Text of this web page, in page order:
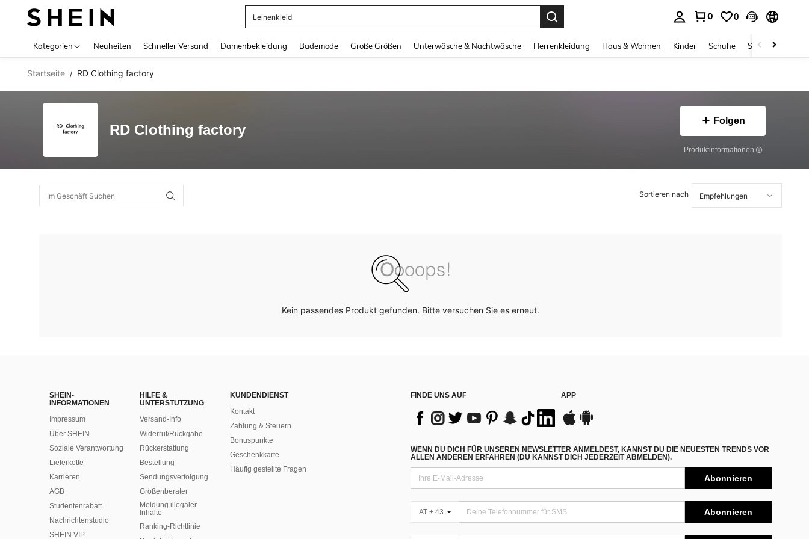
Leinenkleid
0 0
Kategorien Neuheiten Schneller Versand Damenbekleidung Bademode Große Größen Unterwäsche & Nachtwäsche Herrenkleidung Haus & Wohnen Kinder Schuhe Schmuck &
Startseite / RD Clothing factory
RD Clothing factory
Folgen
Produktinformationen
Sortieren nach
Kein passendes Produkt gefunden. Bitte versuchen Sie es erneut.
SHEIN-
INFORMATIONEN
Impressum
Über SHEIN
Soziale Verantwortung
Lieferkette
Karrieren
AGB
Studentenrabatt
Nachrichtenstudio
SHEIN VIP
HILFE &
UNTERSTÜTZUNG
Versand-Info
Widerruf/Rückgabe
Rückerstattung
Bestellung
Sendungsverfolgung
Größenberater
Meldung illegaler
Inhalte
Ranking-Richtlinie
KUNDENDIENST
Kontakt
Zahlung & Steuern
Bonuspunkte
Geschenkkarte
Häufig gestellte Fragen
FINDE UNS AUF APP
WENN DU DICH FÜR UNSEREN NEWSLETTER ANMELDEST, KANNST DU DIE NEUESTEN TRENDS VOR
ALLEN ANDEREN ERFAHREN (DU KANNST DICH JEDERZEIT ABMELDEN).
Abonnieren
AT + 43 Abonnieren